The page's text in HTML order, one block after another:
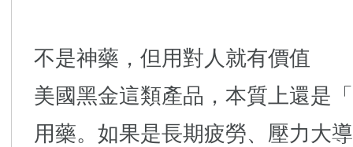
不是神藥，但用對人就有價值
美國黑金這類產品，本質上還是
用藥。如果是長期疲勞、壓力大